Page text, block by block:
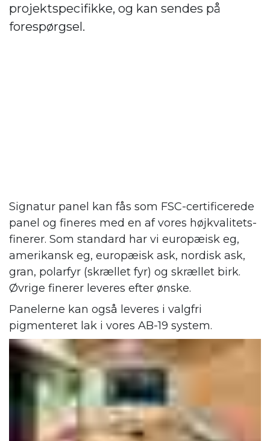
projektspecifikke, og kan sendes på
forespørgsel.
Signatur panel kan fås som FSC-certificerede
panel og fineres med en af vores højkvalitets-
finerer. Som standard har vi europæisk eg,
amerikansk eg, europæisk ask, nordisk ask,
gran, polarfyr (skrællet fyr) og skrællet birk.
Øvrige finerer leveres efter ønske.
Panelerne kan også leveres i valgfri
pigmenteret lak i vores AB-19 system.